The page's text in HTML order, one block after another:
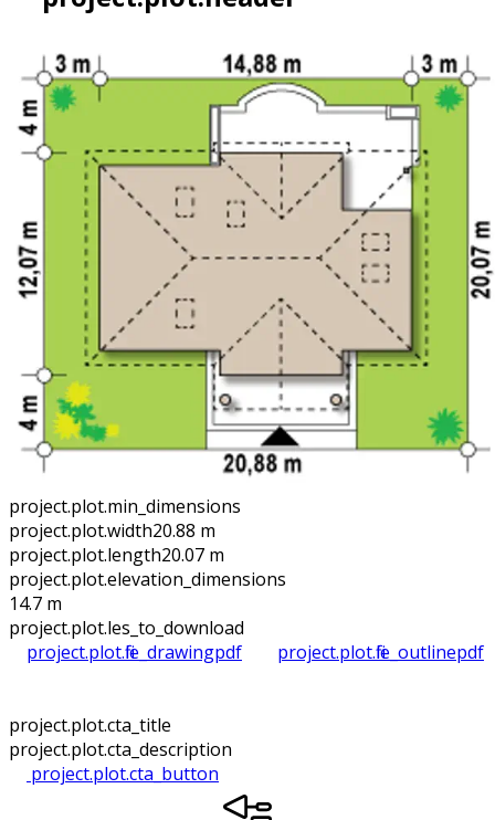
project.plot.min_dimensions
project.plot.width20.88 m
project.plot.length20.07 m
project.plot.elevation_dimensions
14.7 m
project.plot.files_to_download
project.plot.file_drawingpdf project.plot.file_outlinepdf
project.plot.cta_title
project.plot.cta_description
project.plot.cta_button